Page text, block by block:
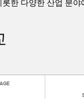
한 다양한 산업 분야